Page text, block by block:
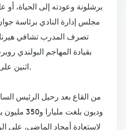
برشلونة وعودته إلى الحياة، أو
مجلس إدارة النادي برئاسة
تصرف المدرب تشافي
بقيادة المهاجم البولندي
اثنين على مستوى عال لكل مركز.
من القاع بعد رحيل الرئيس
وديون بلغت
لاستعادة أمجاد الماضي، على